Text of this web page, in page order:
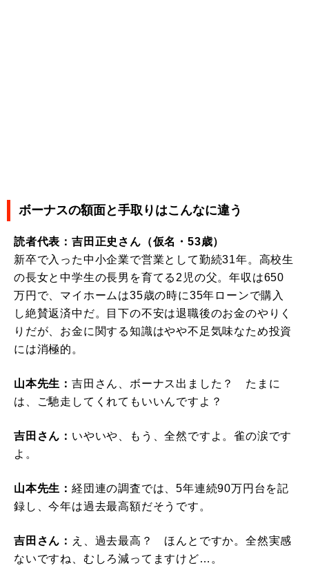
ボーナスの額面と手取りはこんなに違う
読者代表：吉田正史さん（仮名・53歳）
新卒で入った中小企業で営業として勤続31年。高校生
の長女と中学生の長男を育てる2児の父。年収は650
万円で、マイホームは35歳の時に35年ローンで購入
し絶賛返済中だ。目下の不安は退職後のお金のやりく
りだが、お金に関する知識はやや不足気味なため投資
には消極的。
山本先生： 吉田さん、ボーナス出ました？ たまに
は、ご馳走してくれてもいいんですよ？
吉田さん： いやいや、もう、全然ですよ。雀の涙です
よ。
山本先生： 経団連の調査では、5年連続90万円台を記
録し、今年は過去最高額だそうです。
吉田さん： え、過去最高？ ほんとですか。全然実感
ないですね、むしろ減ってますけど…。